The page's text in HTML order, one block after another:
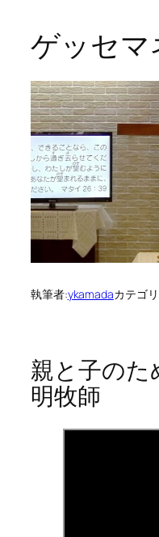
ゲッセマ
執筆者:ykamadaカテゴ
親と子のた
明牧師